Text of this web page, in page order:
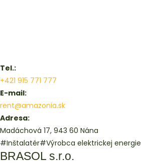
Tel.:
+421 915 771 777
E-mail:
rent@amazonia.sk
Adresa:
Madáchová 17, 943 60 Nána
#Inštalatér#Výrobca elektrickej energie
BRASOL s.r.o.